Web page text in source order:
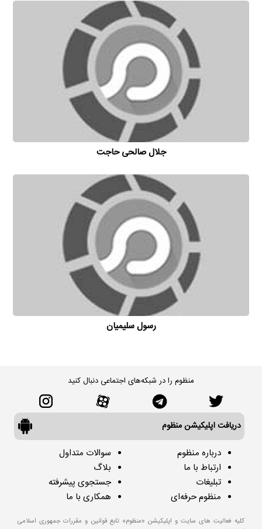
جلال صالحی حاجت
رسول سلیمیان
منظوم را در شبکه‌های اجتماعی دنبال کنید
دریافت اپلیکیشن منظوم
درباره منظوم
ارتباط با ما
تبلیغات
منظوم حرفه‌ای
سوالات متداول
بلاگ
جستجوی پیشرفته
همکاری با ما
کلیه فعالیت های سایت و اپلیکیشن «منظوم» تابع قوانین و مقررات جمهوری اسلامی